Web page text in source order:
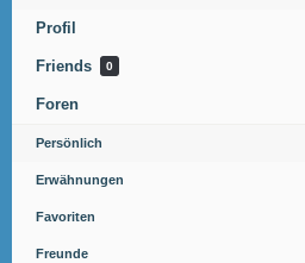
Profil
Friends 0
Foren
Persönlich
Erwähnungen
Favoriten
Freunde